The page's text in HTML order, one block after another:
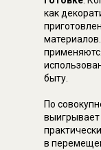
как
быту.
По
выигрывает
в